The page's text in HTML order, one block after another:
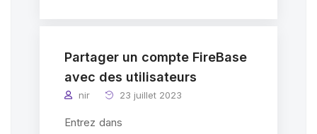
Partager un compte FireBase
avec des utilisateurs
nir 23 juillet 2023
Entrez dans